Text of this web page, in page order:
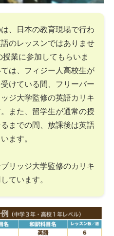
、日本の教育現場で行わ
のレッスンではありませ
業に参加してもらいま
は、フィジー人高校生が
けている間、フリーバー
ジ大学監修の英語カリキ
また、留学生が通常の授
までの間、放課後は英語
ます。
リッジ大学監修のカリキ
ています。